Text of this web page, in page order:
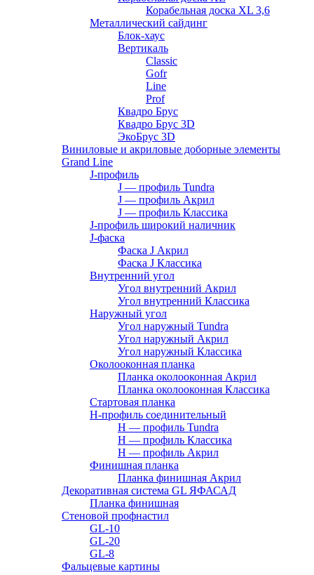
Корабельная доска XL 3,6
Металлический сайдинг
Блок-хаус
Вертикаль
Classic
Gofr
Line
Prof
Квадро Брус
Квадро Брус 3D
ЭкоБрус 3D
Виниловые и акриловые доборные элементы
Grand Line
J-профиль
J — профиль Tundra
J — профиль Акрил
J — профиль Классика
J-профиль широкий наличник
J-фаска
Фаска J Акрил
Фаска J Классика
Внутренний угол
Угол внутренний Акрил
Угол внутренний Классика
Наружный угол
Угол наружный Tundra
Угол наружный Акрил
Угол наружный Классика
Околооконная планка
Планка околооконная Акрил
Планка околооконная Классика
Стартовая планка
H-профиль соединительный
Н — профиль Tundra
H — профиль Классика
Н — профиль Акрил
Финишная планка
Планка финишная Акрил
Декоративная система GL ЯФАСАД
Планка финишная
Стеновой профнастил
GL-10
GL-20
GL-8
Фальцевые картины